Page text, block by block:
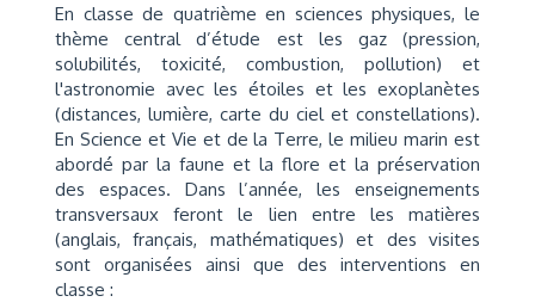
En classe de quatrième en sciences physiques, le
thème central d’étude est les gaz (pression,
solubilités, toxicité, combustion, pollution) et
l'astronomie avec les étoiles et les exoplanètes
(distances, lumière, carte du ciel et constellations).
En Science et Vie et de la Terre, le milieu marin est
abordé par la faune et la flore et la préservation
des espaces. Dans l’année, les enseignements
transversaux feront le lien entre les matières
(anglais, français, mathématiques) et des visites
sont organisées ainsi que des interventions en
classe :